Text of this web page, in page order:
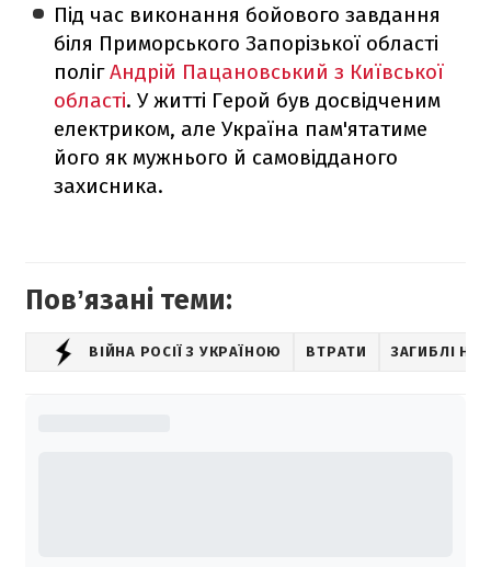
Під час виконання бойового завдання
біля Приморського Запорізької області
полігАндрій Пацановський з Київської
області. У житті Герой був досвідченим
електриком, але Україна пам'ятатиме
його як мужнього й самовідданого
захисника.
Повʼязані теми:
ВІЙНА РОСІЇ З УКРАЇНОЮ ВТРАТИ ЗАГИБЛІ НА